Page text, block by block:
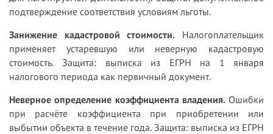
подтверждение соответствия условиям льготы.
Занижение кадастровой стоимости. Налогоплательщик
применяет устаревшую или неверную кадастровую
стоимость. Защита: выписка из ЕГРН на 1 января
налогового периода как первичный документ.
Неверное определение коэффициента владения. Ошибки
при расчёте коэффициента при приобретении или
выбытии объекта в течение года. Защита: выписка из ЕГРН